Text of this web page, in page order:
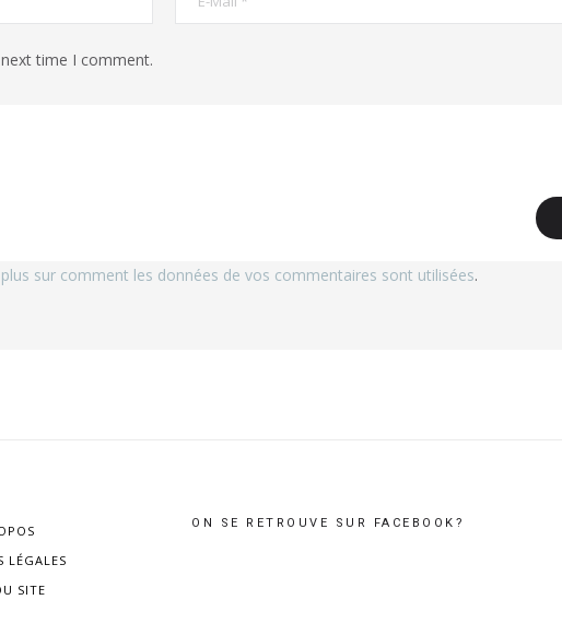
time I comment.
plus sur comment les données de vos commentaires sont utilisées.
LÉGALES
SITE
ON SE RETROUVE SUR FACEBOOK?